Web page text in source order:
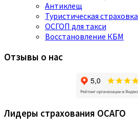
Антиклещ
Туристическая страховка
ОСГОП для такси
Восстановление КБМ
Отзывы о нас
Лидеры страхования ОСАГО